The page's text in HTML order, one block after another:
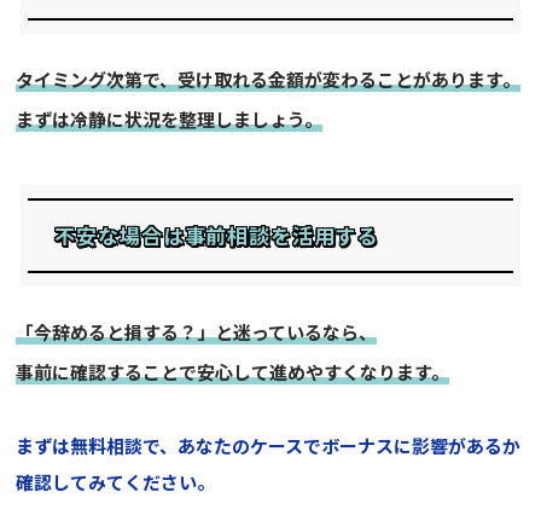
タイミング次第で、受け取れる金額が変わることがあります。
まずは冷静に状況を整理しましょう。
不安な場合は事前相談を活用する
「今辞めると損する？」と迷っているなら、
事前に確認することで安心して進めやすくなります。
まずは無料相談で、あなたのケースでボーナスに影響があるか
確認してみてください。